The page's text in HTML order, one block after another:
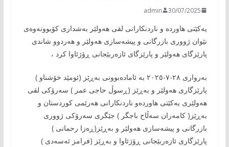
30/07/2025
admin
یەکێتی هاوردە و ناردنکارانی لقی هەولێر بەشداری کۆبوونەوەی
نێوان ژووری بازرگانی و پیشەسازی هەولێر و هەردوو شاندی
پارێزگای هەولێر و پارێزگای ئازەربێجانی ڕۆژئاوا کرد ،
بەرواری ٢٨-٧-٢٠٢٥ بە ئامادەبوونی بەڕێز (ئومێد خۆشناو )
پارێزگاری هەولێر و بەڕێز (ڕسوڵ حاجی عمر ) سەرۆکی لقی
هەولێری یەکێتی هاوردەو ناردنکارانی هەرێمی کوردستان و
بەڕێز( کامەران سەڵاح باجگر ) جێگری سەرۆکی ژووری
بازرگانی و پیشەسازی هەولێر و بەڕێز(ڕەزا رحمانی )
پارێزگاری ئازەربێجانی ڕۆژئاوا و بەڕێز (فرامز ئەسەدی )